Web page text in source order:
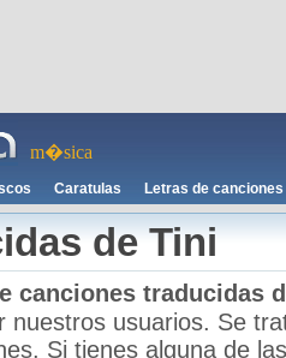
m�sica
Caratulas Letras de canciones
de Tini
canciones traducidas
nuestros usuarios. Se
Si tienes alguna de